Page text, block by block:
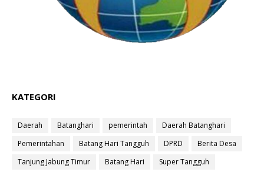
KATEGORI
Daerah Batanghari pemerintah
Daerah Batanghari
Pemerintahan
Batang Hari Tangguh DPRD
Berita Desa
Tanjung Jabung Timur
Batang Hari
Super Tangguh